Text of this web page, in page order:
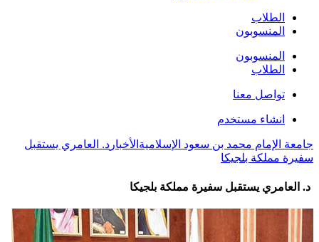
الطلاب
المنسوبون
المنسوبون
الطلاب
تواصل معنا
انشاء مستخدم
جامعة الإمام محمد بن سعود الإسلامية الأخبار د. العامري يستقبل
سفيرة مملكة بلجيكا
د. العامري يستقبل سفيرة مملكة بلجيكا